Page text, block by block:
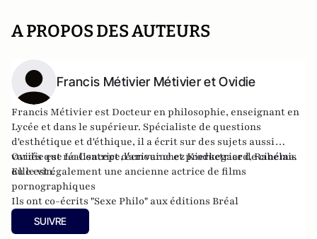
A PROPOS DES AUTEURS
Francis Métivier Métivier et Ovidie
Francis Métivier est Docteur en philosophie, enseignant en
Lycée et dans le supérieur. Spécialiste de questions
d'esthétique et d'éthique, il a écrit sur des sujets aussi
variés que Le Concept d'amour chez Kierkegaard, Rabelais
ou le vin.
Ovidie est réalisatrice, écrivaine et productrice de cinéma.
Elle est également une ancienne actrice de films
pornographiques
Ils ont co-écrits "Sexe Philo" aux éditions Bréal
SUIVRE